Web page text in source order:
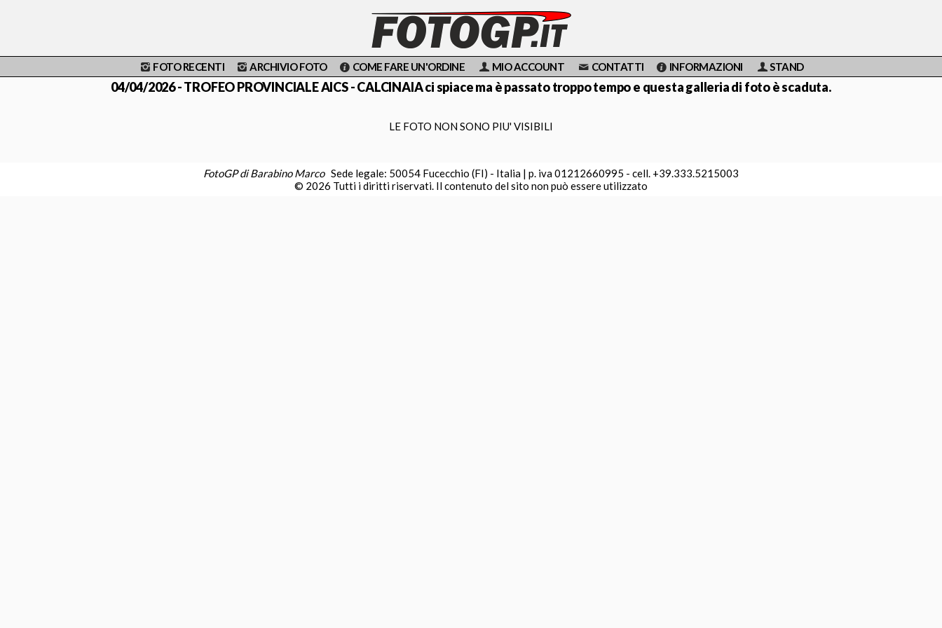
FOTO RECENTI ARCHIVIO FOTO COME FARE UN'ORDINE MIO ACCOUNT CONTATTI INFORMAZIONI STAND
04/04/2026 - TROFEO PROVINCIALE AICS - CALCINAIA ci spiace ma è passato troppo tempo e questa galleria di foto è scaduta.
LE FOTO NON SONO PIU' VISIBILI
FotoGP di Barabino Marco Sede legale: 50054 Fucecchio (FI) - Italia | p. iva 01212660995 - cell. +39.333.5215003
© 2026 Tutti i diritti riservati. Il contenuto del sito non può essere utilizzato